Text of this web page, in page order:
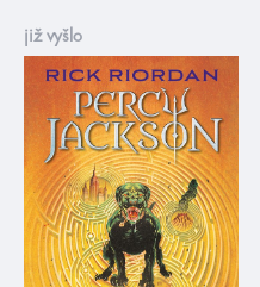
již vyšlo